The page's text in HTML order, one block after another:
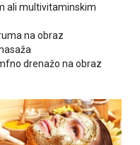
ali multivitaminskim
na obraz
drenažo na obraz